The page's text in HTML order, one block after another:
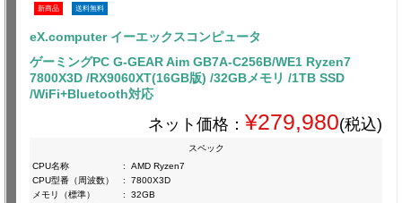
新商品 送料無料
eX.computer イーエックスコンピュータ
ゲーミングPC G-GEAR Aim GB7A-C256B/WE1 Ryzen7
7800X3D /RX9060XT(16GB版) /32GBメモリ /1TB SSD
/WiFi+Bluetooth対応
ネット価格： ¥279,980(税込)
スペック
CPU名称
:
AMD Ryzen7
CPU型番（周波数）
:
7800X3D
メモリ（標準）
:
32GB